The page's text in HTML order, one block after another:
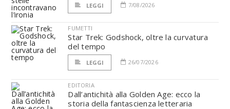
LEGGI 7/08/2026
FUMETTI
Star Trek: Godshock, oltre la curvatura
del tempo
LEGGI 26/07/2026
EDITORIA
Dall’antichità alla Golden Age: ecco la
storia della fantascienza letteraria